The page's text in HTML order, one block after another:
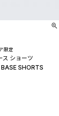
限定
ス ショーツ
SHORTS